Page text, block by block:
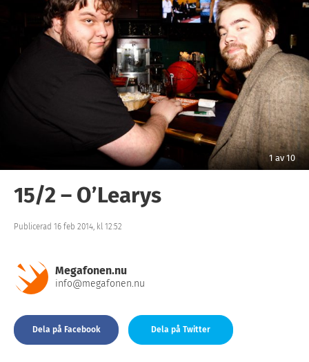
1av10
15/2 – O’Learys
Publicerad 16 feb 2014, kl 12:52
Megafonen.nu
info@megafonen.nu
Dela på Facebook Dela på Twitter